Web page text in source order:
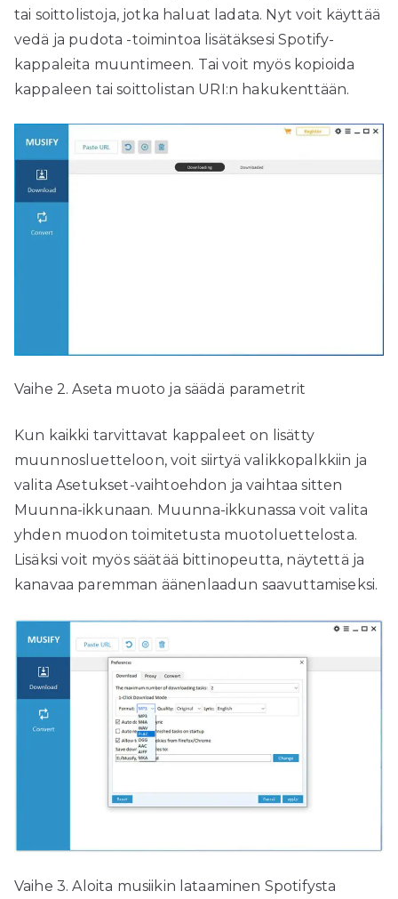
tai soittolistoja, jotka haluat ladata. Nyt voit käyttää
vedä ja pudota -toimintoa lisätäksesi Spotify-
kappaleita muuntimeen. Tai voit myös kopioida
kappaleen tai soittolistan URI:n hakukenttään.
Vaihe 2. Aseta muoto ja säädä parametrit
Kun kaikki tarvittavat kappaleet on lisätty
muunnosluetteloon, voit siirtyä valikkopalkkiin ja
valita Asetukset-vaihtoehdon ja vaihtaa sitten
Muunna-ikkunaan. Muunna-ikkunassa voit valita
yhden muodon toimitetusta muotoluettelosta.
Lisäksi voit myös säätää bittinopeutta, näytettä ja
kanavaa paremman äänenlaadun saavuttamiseksi.
Vaihe 3. Aloita musiikin lataaminen Spotifysta